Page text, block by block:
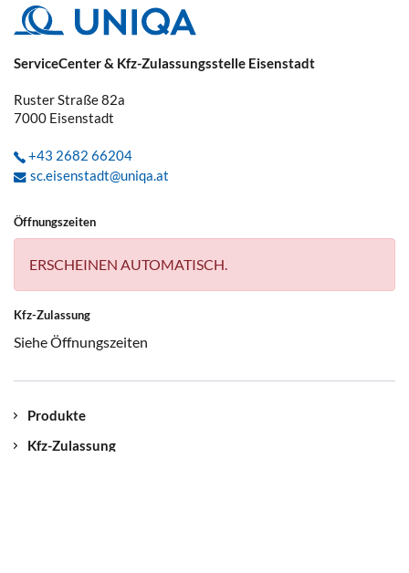
ServiceCenter & Kfz-Zulassungsstelle Eisenstadt
Ruster Straße 82a
7000 Eisenstadt
+43 2682 66204
sc.eisenstadt@uniqa.at
Öffnungszeiten
ERSCHEINEN AUTOMATISCH.
Kfz-Zulassung
Siehe Öffnungszeiten
Produkte
Kfz-Zulassung